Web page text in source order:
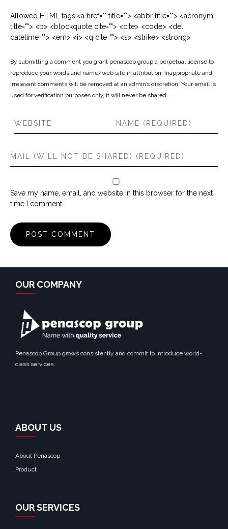
Allowed HTML tags:<a href="" title=""> <abbr title=""> <acronym
title=""> <b> <blockquote cite=""> <cite> <code> <del
datetime=""> <em> <i> <q cite=""> <s> <strike> <strong>
By submitting a comment you grant penascop group a perpetual license to
reproduce your words and name/web site in attribution. Inappropriate and
irrelevant comments will be removed at an admin’s discretion. Your email is
used for verification purposes only, it will never be shared.
Save my name, email, and website in this browser for the next
time I comment.
OUR COMPANY
Penascop Group grows consistently and commit to introduce world-
class services.
ABOUT US
About Penascop
Product
OUR SERVICES